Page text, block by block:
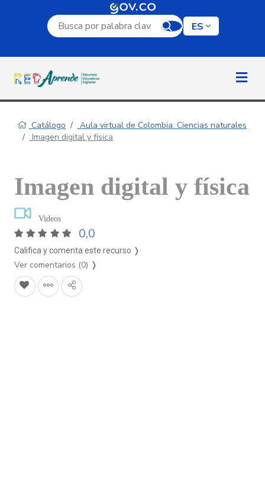
Campo de búsqueda por palabra clave
ES
Catálogo
Aula virtual de Colombia: Ciencias naturales
Imagen digital y física
Imagen digital y física
Videos
0,0
Califica y comenta este recurso ❭
Ver comentarios (0) ❭